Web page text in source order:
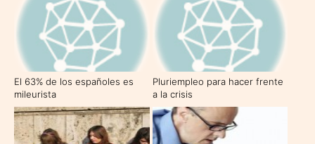
El 63% de los españoles es
mileurista
Pluriempleo para hacer frente
a la crisis